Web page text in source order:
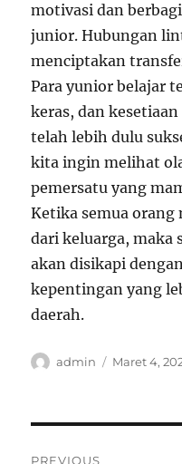
motivasi dan
junior. Hubungan
menciptakan
Para yunior belajar
keras, dan
telah lebih dulu
kita ingin melihat
pemersatu yang
Ketika semua orang
dari keluarga, maka
akan disikapi
kepentingan yang
daerah.
Author
admin
Posted
Maret 4,
PREVIOUS